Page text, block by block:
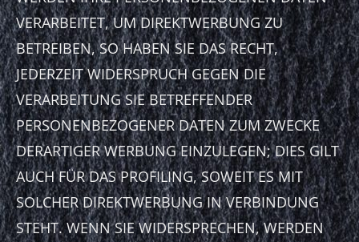
VERARBEITET, UM DIREKTWERBUNG ZU
BETREIBEN, SO HABEN SIE DAS RECHT,
JEDERZEIT WIDERSPRUCH GEGEN DIE
VERARBEITUNG SIE BETREFFENDER
PERSONENBEZOGENER DATEN ZUM ZWECKE
DERARTIGER WERBUNG EINZULEGEN; DIES GILT
AUCH FÜR DAS PROFILING, SOWEIT ES MIT
SOLCHER DIREKTWERBUNG IN VERBINDUNG
STEHT. WENN SIE WIDERSPRECHEN, WERDEN